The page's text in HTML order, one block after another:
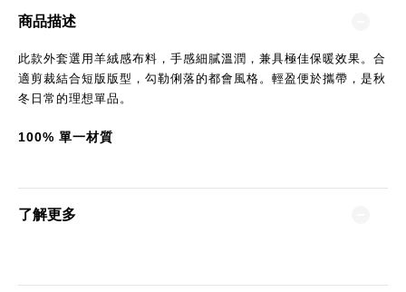
商品描述
此款外套選用羊絨感布料，手感細膩溫潤，兼具極佳保暖效果。合
適剪裁結合短版版型，勾勒俐落的都會風格。輕盈便於攜帶，是秋
冬日常的理想單品。
100% 單一材質
了解更多